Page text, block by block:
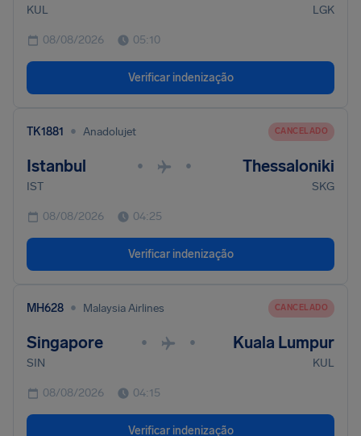
KUL LGK
08/08/2026 05:10
Verificar indenização
TK1881 • Anadolujet CANCELADO
Istanbul • • Thessaloniki
IST SKG
08/08/2026 04:25
Verificar indenização
MH628 • Malaysia Airlines CANCELADO
Singapore • • Kuala Lumpur
SIN KUL
08/08/2026 04:15
Verificar indenização